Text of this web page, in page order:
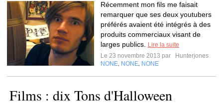
Récemment mon fils me faisait
remarquer que ses deux youtubers
préférés avaient été intégrés à des
produits commerciaux visant de
larges publics.
Lire la suite
Le 23 novembre 2013 par
Hunterjones
NONE NONE NONE
Films : dix Tons d'Halloween